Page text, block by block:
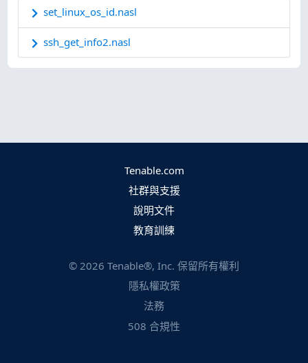
set_linux_os_id.nasl
ssh_get_info2.nasl
Tenable.com
社群與支援
說明文件
教育訓練
© 2026 Tenable®, Inc. 保留所有權利
隱私權政策
法務
508 合規性